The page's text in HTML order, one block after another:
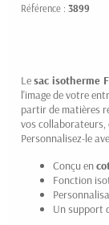
Référence : 3899
Lesac isotherme
l'image de votre
partir de matières
vos collaborateurs,
Personnalisez-le
Conçu en
Fonction
Un support